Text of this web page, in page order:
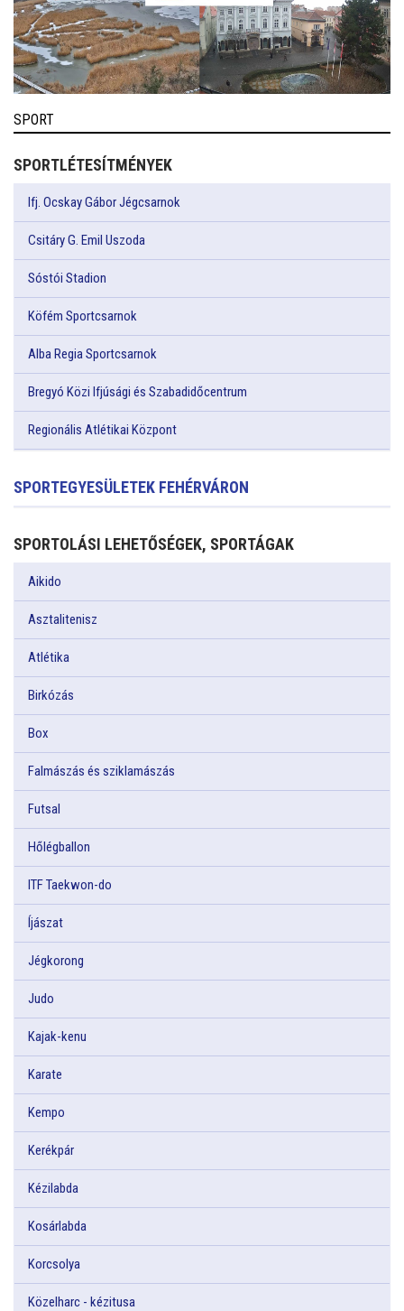
SPORT
SPORTLÉTESÍTMÉNYEK
Ifj. Ocskay Gábor Jégcsarnok
Csitáry G. Emil Uszoda
Sóstói Stadion
Köfém Sportcsarnok
Alba Regia Sportcsarnok
Bregyó Közi Ifjúsági és Szabadidőcentrum
Regionális Atlétikai Központ
SPORTEGYESÜLETEK FEHÉRVÁRON
SPORTOLÁSI LEHETŐSÉGEK, SPORTÁGAK
Aikido
Asztalitenisz
Atlétika
Birkózás
Box
Falmászás és sziklamászás
Futsal
Hőlégballon
ITF Taekwon-do
Íjászat
Jégkorong
Judo
Kajak-kenu
Karate
Kempo
Kerékpár
Kézilabda
Kosárlabda
Korcsolya
Közelharc - kézitusa